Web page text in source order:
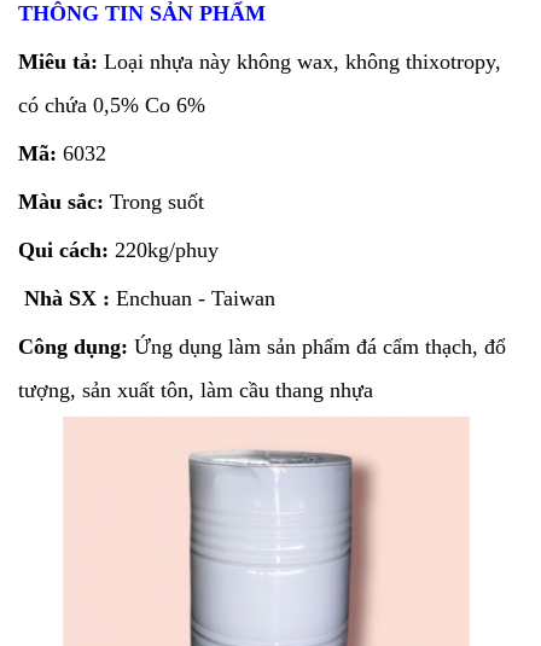
THÔNG TIN SẢN PHẨM
Miêu tả: Loại nhựa này không wax, không thixotropy,
có chứa 0,5% Co 6%
Mã: 6032
Màu sắc: Trong suốt
Qui cách: 220kg/phuy
Nhà SX : Enchuan - Taiwan
Công dụng: Ứng dụng làm sản phẩm đá cẩm thạch, đổ
tượng, sản xuất tôn, làm cầu thang nhựa